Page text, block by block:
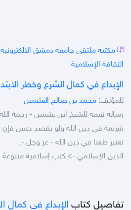
مكتبة ملتقى جامعة دمشق الالكترونية
الثقافة الإسلامية
الإبداع في كمال الشرع وخطر
للمؤلف: محمد بن صالح العثيمين
رسالة قيمة للشيخ ابن عثيمين - رحمه
شريعة في دين الله ولو بقصد حسن فإن
تعتبر طعنا في دين الله - عز وجل -.
الدين الإسلامي -> كتب إسلامية متنوعة
تفاصيل كتاب الإبداع في كمال